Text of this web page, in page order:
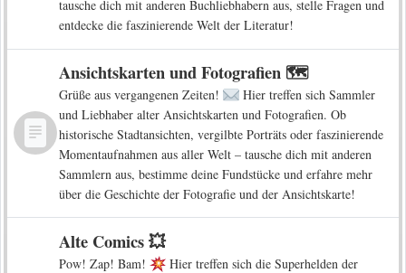
tausche dich mit anderen Buchliebhabern aus, stelle Fragen und
entdecke die faszinierende Welt der Literatur!
Ansichtskarten und Fotografien 🗺️
Grüße aus vergangenen Zeiten!
Hier treffen sich Sammler
und Liebhaber alter Ansichtskarten und Fotografien. Ob
historische Stadtansichten, vergilbte Porträts oder faszinierende
Momentaufnahmen aus aller Welt – tausche dich mit anderen
Sammlern aus, bestimme deine Fundstücke und erfahre mehr
über die Geschichte der Fotografie und der Ansichtskarte!
Alte Comics 💥
Pow! Zap! Bam!
Hier treffen sich die Superhelden der